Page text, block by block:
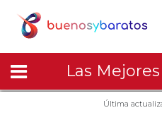
Las
Última